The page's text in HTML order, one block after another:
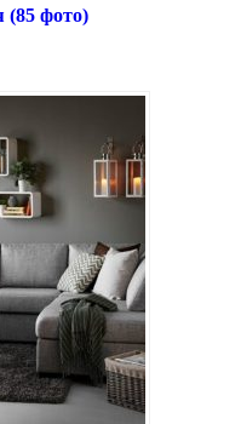
(85 фото)